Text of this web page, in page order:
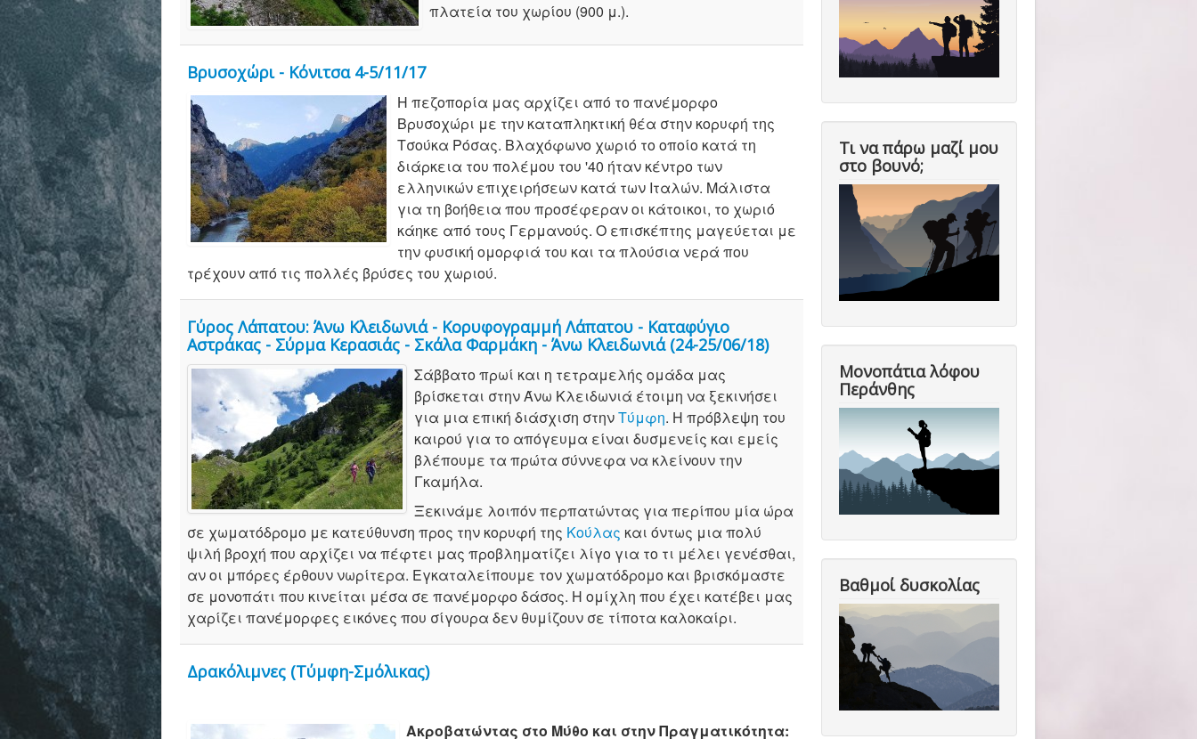
πλατεία του χωρίου (900 μ.).
Βρυσοχώρι - Κόνιτσα 4-5/11/17
Η πεζοπορία μας αρχίζει από το πανέμορφο
Βρυσοχώρι με την καταπληκτική θέα στην κορυφή της
Τσούκα Ρόσας. Βλαχόφωνο χωριό το οποίο κατά τη
διάρκεια του πολέμου του '40 ήταν κέντρο των
ελληνικών επιχειρήσεων κατά των Ιταλών. Μάλιστα
για τη βοήθεια που προσέφεραν οι κάτοικοι, το χωριό
κάηκε από τους Γερμανούς. O επισκέπτης μαγεύεται με
την φυσική ομορφιά του και τα πλούσια νερά που
τρέχουν από τις πολλές βρύσες του χωριού.
Γύρος Λάπατου: Άνω Κλειδωνιά - Κορυφογραμμή Λάπατου - Καταφύγιο
Αστράκας - Σύρμα Κερασιάς - Σκάλα Φαρμάκη - Άνω Κλειδωνιά (24-25/06/18)
Σάββατο πρωί και η τετραμελής ομάδα μας
βρίσκεται στην Άνω Κλειδωνιά έτοιμη να ξεκινήσει
για μια επική διάσχιση στηνΤύμφη. Η πρόβλεψη του
καιρού για το απόγευμα είναι δυσμενείς και εμείς
βλέπουμε τα πρώτα σύννεφα να κλείνουν την
Γκαμήλα.
Ξεκινάμε λοιπόν περπατώντας για περίπου μία ώρα
σε χωματόδρομο με κατεύθυνση προς την κορυφή της Κούλας και όντως μια πολύ
ψιλή βροχή που αρχίζει να πέφτει μας προβληματίζει λίγο για το τι μέλει γενέσθαι,
αν οι μπόρες έρθουν νωρίτερα. Εγκαταλείπουμε τον χωματόδρομο και βρισκόμαστε
σε μονοπάτι που κινείται μέσα σε πανέμορφο δάσος. Η ομίχλη που έχει κατέβει μας
χαρίζει πανέμορφες εικόνες που σίγουρα δεν θυμίζουν σε τίποτα καλοκαίρι.
Δρακόλιμνες (Τύμφη-Σμόλικας)
Ακροβατώντας στο Μύθο και στην Πραγματικότητα:
Τι να πάρω μαζί μου
στο βουνό;
Μονοπάτια λόφου
Περάνθης
Βαθμοί δυσκολίας